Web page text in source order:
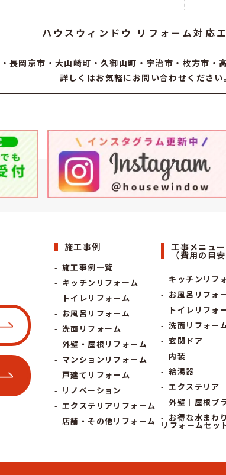
ハウスウィンドウ リフォーム対応
・ 長岡京市 ・大山崎町・久御山町・ 宇治市 ・枚方市・
詳しくはお気軽にお問い合わせください
施工事例
施工事例一覧
キッチンリフォーム
トイレリフォーム
お風呂リフォーム
洗面リフォーム
外壁・屋根リフォーム
マンションリフォーム
戸建てリフォーム
リノベーション
エクステリアリフォーム
店舗・その他リフォーム
工事メニュー
（費用の目安
キッチンリフ
お風呂リフォ
トイレリフォ
洗面リフォー
玄関ドア
内装
給湯器
エクステリア
外壁｜屋根プ
お得な水まわり
リフォームセッ